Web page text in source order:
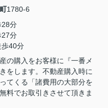
1780-6
28分
27分
歩40分
の購入をお客様に『一番メ
をします。不動産購入時に
てくる「諸費用の大部分を
料でお取引きさせて頂きま